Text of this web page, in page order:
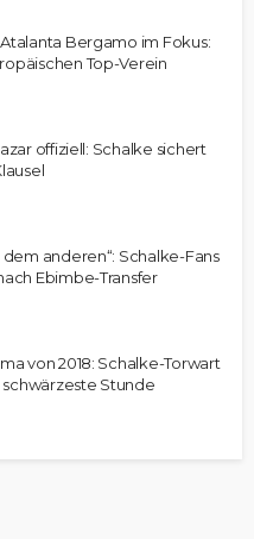
Bergamo im Fokus:
Top-Verein
offiziell: Schalke sichert
dem anderen“: Schalke-Fans
Ebimbe-Transfer
von 2018: Schalke-Torwart
schwärzeste Stunde